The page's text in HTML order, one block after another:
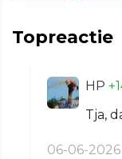
Topreactie
HP
Tja,
06-06-2026